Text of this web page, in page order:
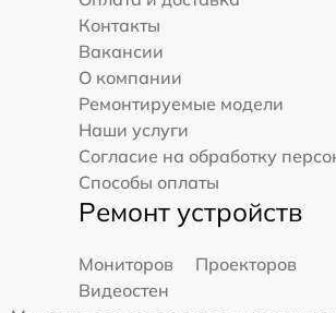
Контакты
Вакансии
О компании
Ремонтируемые модели
Наши услуги
Согласие на обработку
Способы оплаты
Ремонт устройств
Мониторов
Проекторов
Видеостен